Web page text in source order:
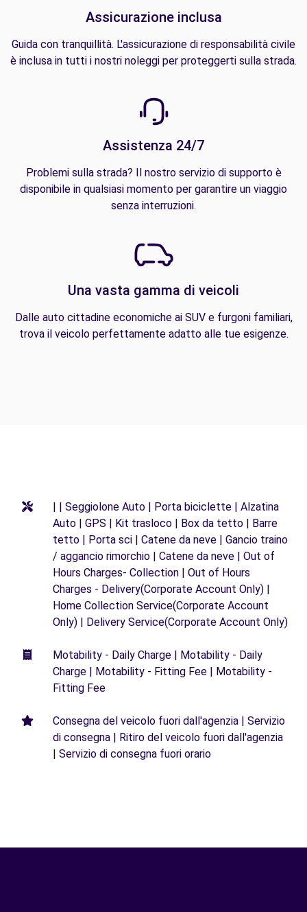
Assicurazione inclusa
Guida con tranquillità. L'assicurazione di responsabilità civile
è inclusa in tutti i nostri noleggi per proteggerti sulla strada.
Assistenza 24/7
Problemi sulla strada? Il nostro servizio di supporto è
disponibile in qualsiasi momento per garantire un viaggio
senza interruzioni.
Una vasta gamma di veicoli
Dalle auto cittadine economiche ai SUV e furgoni familiari,
trova il veicolo perfettamente adatto alle tue esigenze.
| | Seggiolone Auto | Porta biciclette | Alzatina
Auto | GPS | Kit trasloco | Box da tetto | Barre
tetto | Porta sci | Catene da neve | Gancio traino
/ aggancio rimorchio | Catene da neve | Out of
Hours Charges- Collection | Out of Hours
Charges - Delivery(Corporate Account Only) |
Home Collection Service(Corporate Account
Only) | Delivery Service(Corporate Account Only)
Motability - Daily Charge | Motability - Daily
Charge | Motability - Fitting Fee | Motability -
Fitting Fee
Consegna del veicolo fuori dall'agenzia | Servizio
di consegna | Ritiro del veicolo fuori dall'agenzia
| Servizio di consegna fuori orario